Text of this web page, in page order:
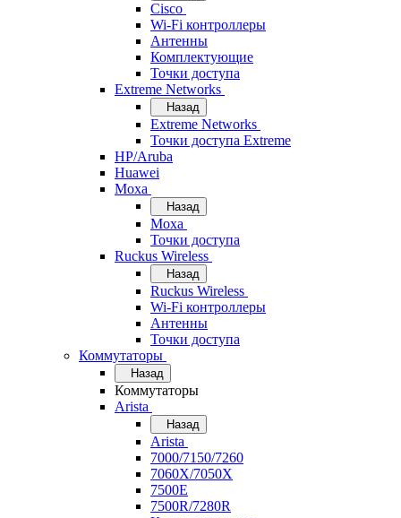
Cisco
Wi-Fi контроллеры
Антенны
Комплектующие
Точки доступа
Extreme Networks
Назад
Extreme Networks
Точки доступа Extreme
HP/Aruba
Huawei
Moxa
Назад
Moxa
Точки доступа
Ruckus Wireless
Назад
Ruckus Wireless
Wi-Fi контроллеры
Антенны
Точки доступа
Коммутаторы
Назад
Коммутаторы
Arista
Назад
Arista
7000/7150/7260
7060X/7050X
7500E
7500R/7280R